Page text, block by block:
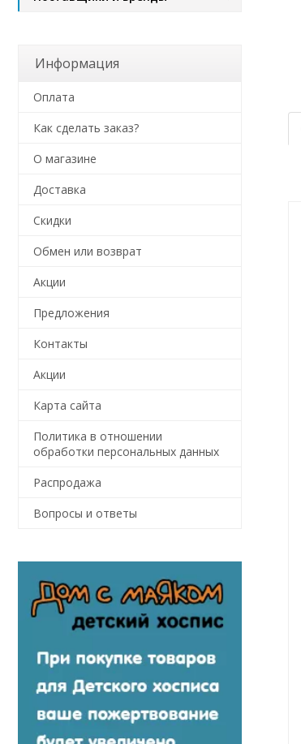
Информация
Оплата
Как сделать заказ?
О магазине
Доставка
Скидки
Обмен или возврат
Акции
Предложения
Контакты
Акции
Карта сайта
Политика в отношении
обработки персональных данных
Распродажа
Вопросы и ответы